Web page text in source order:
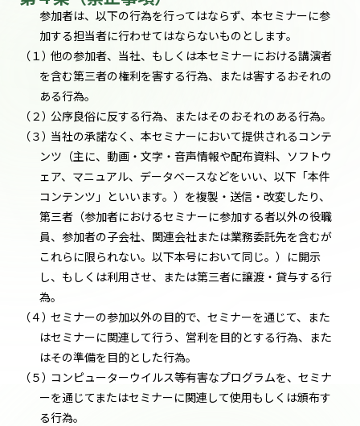
参加者は、以下の行為を行ってはならず、本セミナーに参
加する担当者に行わせてはならないものとします。
（１）他の参加者、当社、もしくは本セミナーにおける講演者
を含む第三者の権利を害する行為、または害するおそれの
ある行為。
（２）公序良俗に反する行為、またはそのおそれのある行為。
（３）当社の承諾なく、本セミナーにおいて提供されるコンテ
ンツ（主に、動画・文字・音声情報や配布資料、ソフトウ
ェア、マニュアル、データベースなどをいい、以下「本件
コンテンツ」といいます。）を複製・送信・改変したり、
第三者（参加者におけるセミナーに参加する者以外の役職
員、参加者の子会社、関連会社または業務委託先を含むが
これらに限られない。以下本号において同じ。）に開示
し、もしくは利用させ、または第三者に譲渡・貸与する行
為。
（４）セミナーの参加以外の目的で、セミナーを通じて、また
はセミナーに関連して行う、営利を目的とする行為、また
はその準備を目的とした行為。
（５）コンピューターウイルス等有害なプログラムを、セミナ
ーを通じてまたはセミナーに関連して使用もしくは頒布す
る行為。